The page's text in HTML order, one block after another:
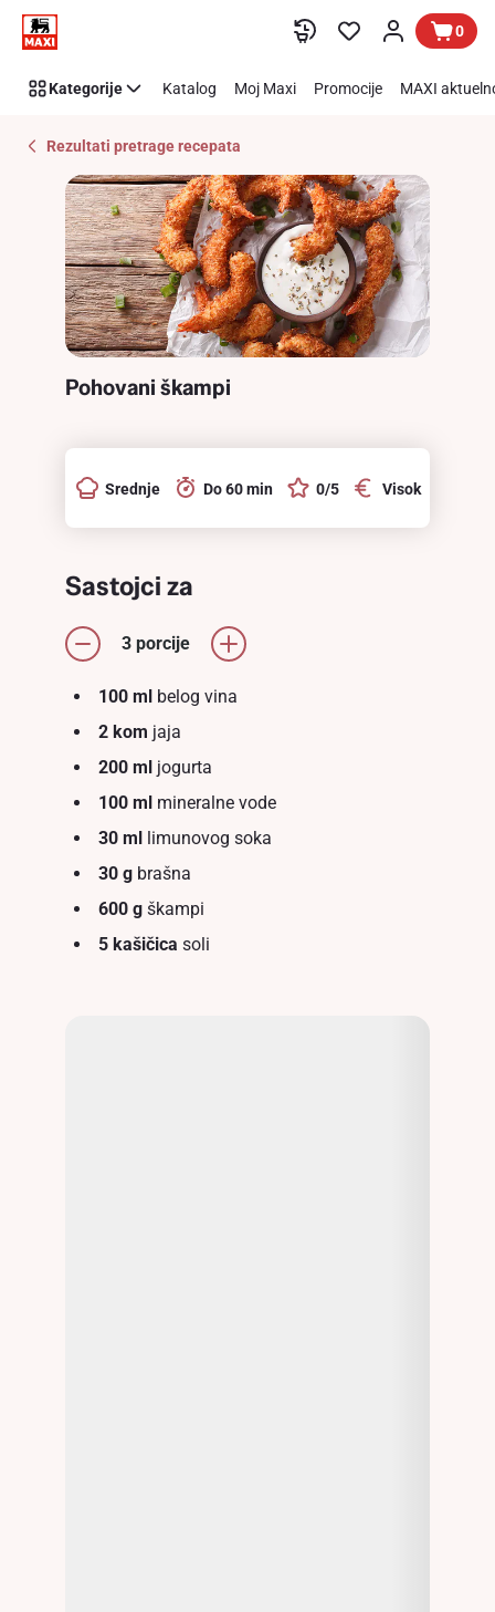
Preskoči link
Recipe
Details
0
Kategorije Katalog Moj Maxi Promocije MAXI
Rezultati pretrage recepata
Pohovani škampi
Srednje Do 60 min 0/5 Visok
Sastojci za
3 porcije
100 ml belog vina
2 kom jaja
200 ml jogurta
100 ml mineralne vode
30 ml limunovog soka
30 g brašna
600 g škampi
5 kašičica soli